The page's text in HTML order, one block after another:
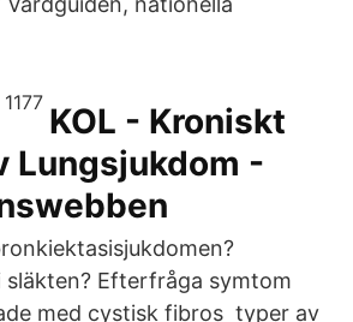
KOL - Kroniskt
Lungsjukdom -
släkten? Efterfråga symtom
med cystisk fibros typer av